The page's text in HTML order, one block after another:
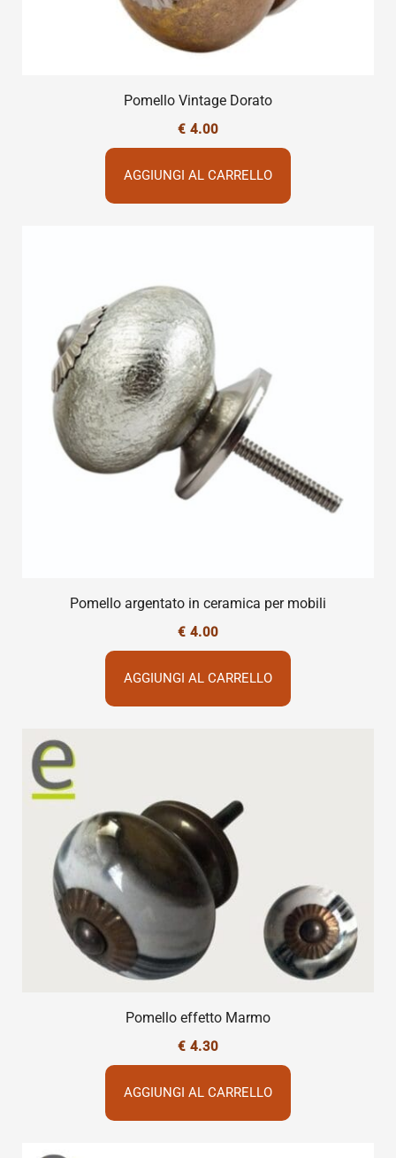
Pomello Vintage Dorato
€ 4.00
AGGIUNGI AL CARRELLO
Pomello argentato in ceramica per mobili
€ 4.00
AGGIUNGI AL CARRELLO
Pomello effetto Marmo
€ 4.30
AGGIUNGI AL CARRELLO